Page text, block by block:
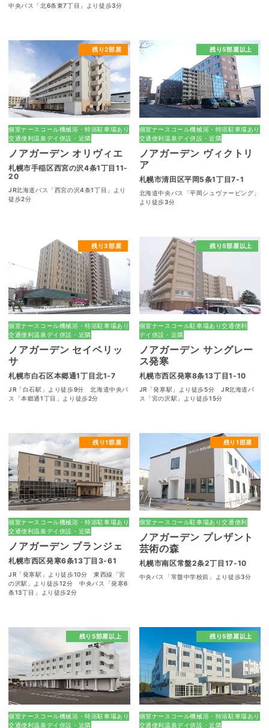
中央バス「北6条東7丁目」より徒歩3分
残り2部屋
個室ナースコール機械浴・特浴駐車場あり
交通便利温泉 デイ併設・近隣
ノアガーデン オリヴィエ
札幌市手稲区西宮の沢4条1丁目11-
20
JR北海道バス「西宮の沢4条1丁目」より
徒歩2分
残り5部屋以上
個室ナースコール機械浴・特浴駐車場あり
交通便利温泉デイ併設・近隣
ノアガーデン ヴィクトリ
ア
札幌市清田区平岡5条1丁目7-1
北海道中央バス「平岡シュヴァービング」
より徒歩3分
残り3部屋
個室ナースコール機械浴・特浴駐車場あり
交通便利温泉 デイ併設・近隣
ノアガーデン セイベリッ
サ
札幌市白石区本郷通1丁目北1-7
JR「白石駅」より徒歩9分 北海道中央バ
ス「本郷通1丁目」より徒歩2分
残り5部屋以上
個室ナースコール駐車場あり交通便利
デイ併設・近隣
ノアガーデン サングレー
ス発寒
札幌市西区発寒8条13丁目1-10
JR「発寒駅」より徒歩5分 JR北海道バ
ス「宮の沢駅」より徒歩15分
残り1部屋
個室ナースコール機械浴・特浴駐車場あり
交通便利温泉 デイ併設・近隣
ノアガーデン ブランジェ
札幌市西区発寒6条13丁目3-61
JR「発寒駅」より徒歩10分 東西線「宮
の沢駅」より徒歩12分 中央バス「発寒6
条13丁目」より徒歩2分
残り1部屋
個室ナースコール駐車場あり交通便利
ノアガーデン プレザント
芸術の森
札幌市南区常盤2条2丁目17-10
中央バス「常盤中学校前」より徒歩3分
残り5部屋以上
個室ナースコール機械浴・特浴駐車場あり
交通便利温泉 デイ併設・近隣
残り5部屋以上
個室ナースコール機械浴・特浴駐車場あり
交通便利温泉デイ併設・近隣